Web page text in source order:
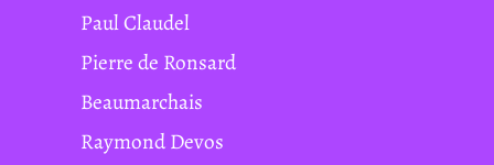
Paul Claudel
Pierre de Ronsard
Beaumarchais
Raymond Devos